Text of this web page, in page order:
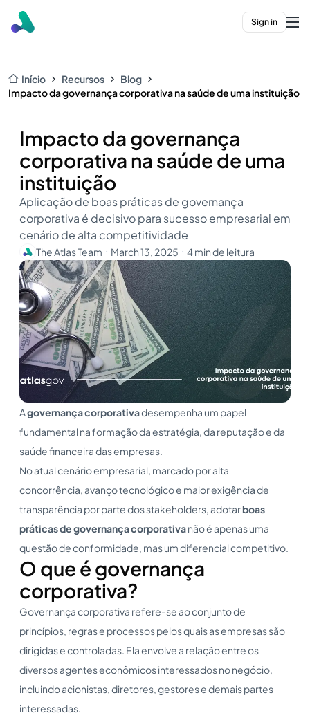
Sign in
Início Recursos
Blog
Impacto da governança corporativa na saúde de uma instituição
Impacto da governança
corporativa na saúde de uma
instituição
Aplicação de boas práticas de governança
corporativa é decisivo para sucesso empresarial em
cenário de alta competitividade
The Atlas Team ・ March 13, 2025 ・ 4 min de leitura
Agovernança corporativadesempenha um papel
fundamental na formação da estratégia, da reputação e da
saúde financeira das empresas.
No atual cenário empresarial, marcado por alta
concorrência, avanço tecnológico e maior exigência de
transparência por parte dos stakeholders, adotarboas
práticas de governança corporativanão é apenas uma
questão de conformidade, mas um diferencial competitivo.
O que é governança
corporativa?
Governança corporativa refere-se ao conjunto de
princípios, regras e processos pelos quais as empresas são
dirigidas e controladas. Ela envolve a relação entre os
diversos agentes econômicos interessados no negócio,
incluindo acionistas, diretores, gestores e demais partes
interessadas.